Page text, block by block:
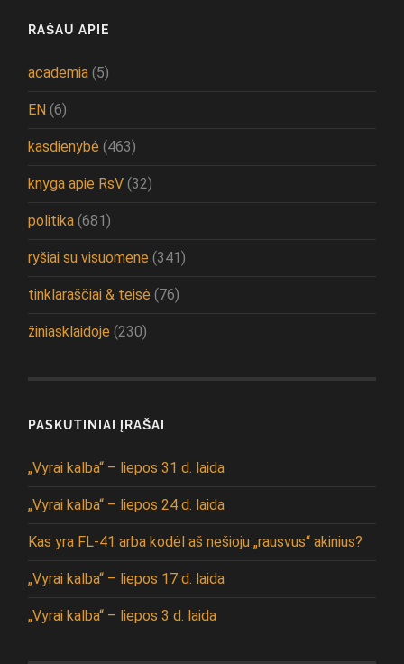
RAŠAU APIE
academia (5)
EN (6)
kasdienybė (463)
knyga apie RsV (32)
politika (681)
ryšiai su visuomene (341)
tinklaraščiai & teisė (76)
žiniasklaidoje (230)
PASKUTINIAI ĮRAŠAI
„Vyrai kalba“ – liepos 31 d. laida
„Vyrai kalba“ – liepos 24 d. laida
Kas yra FL-41 arba kodėl aš nešioju „rausvus“ akinius?
„Vyrai kalba“ – liepos 17 d. laida
„Vyrai kalba“ – liepos 3 d. laida